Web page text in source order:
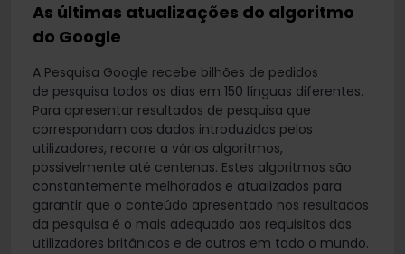
As últimas atualizações do algoritmo
do Google
A Pesquisa Google recebe bilhões de pedidos
de pesquisa todos os dias em 150 línguas diferentes.
Para apresentar resultados de pesquisa que
correspondam aos dados introduzidos pelos
utilizadores, recorre a vários algoritmos,
possivelmente até centenas. Estes algoritmos são
constantemente melhorados e atualizados para
garantir que o conteúdo apresentado nos resultados
da pesquisa é o mais adequado aos requisitos dos
utilizadores britânicos e de outros em todo o mundo.